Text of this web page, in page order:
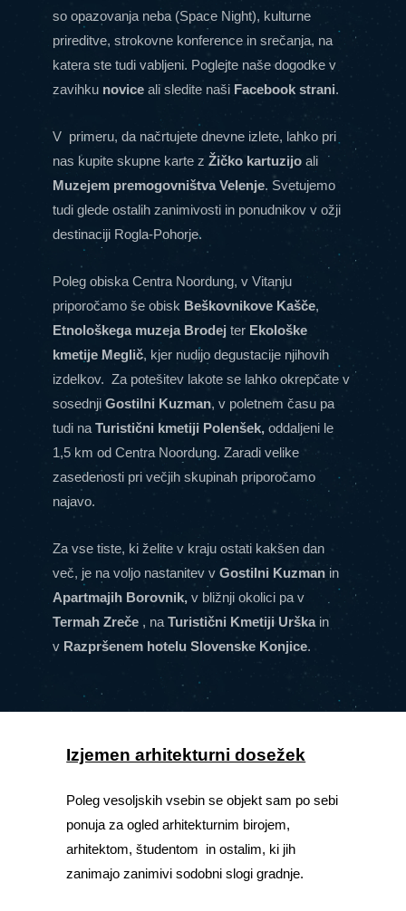
so opazovanja neba (Space Night), kulturne
prireditve, strokovne konference in srečanja, na
katera ste tudi vabljeni. Poglejte naše dogodke v
zavihku novice ali sledite naši Facebook strani.
V primeru, da načrtujete dnevne izlete, lahko pri
nas kupite skupne karte zŽičko kartuzijo ali
Muzejem premogovništva Velenje. Svetujemo
tudi glede ostalih zanimivosti in ponudnikov v ožji
destinaciji Rogla-Pohorje.
Poleg obiska Centra Noordung, v Vitanju
priporočamo še obisk Beškovnikove Kašče,
Etnološkega muzeja Brodej ter Ekološke
kmetije Meglič, kjer nudijo degustacije njihovih
izdelkov. Za potešitev lakote se lahko okrepčate v
sosednjiGostilni Kuzman, v poletnem času pa
tudi naTuristični kmetiji Polenšek, oddaljeni le
1,5 km od Centra Noordung. Zaradi velike
zasedenosti pri večjih skupinah priporočamo
najavo.
Za vse tiste, ki želite v kraju ostati kakšen dan
več, je na voljo nastanitev vGostilni Kuzman in
Apartmajih Borovnik, v bližnji okolici pa v
Termah Zreče , naTuristični Kmetiji Urškain
v Razpršenem hotelu Slovenske Konjice.
Izjemen arhitekturni dosežek
Poleg vesoljskih vsebin se objekt sam po sebi
ponuja za ogled arhitekturnim birojem,
arhitektom, študentom in ostalim, ki jih
zanimajo zanimivi sodobni slogi gradnje.